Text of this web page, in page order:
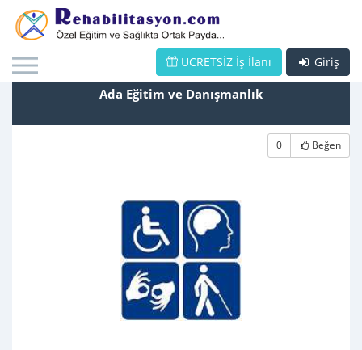
Giriş
ÜCRETSİZ İş İlanı
Ada Eğitim ve Danışmanlık
0 Beğen